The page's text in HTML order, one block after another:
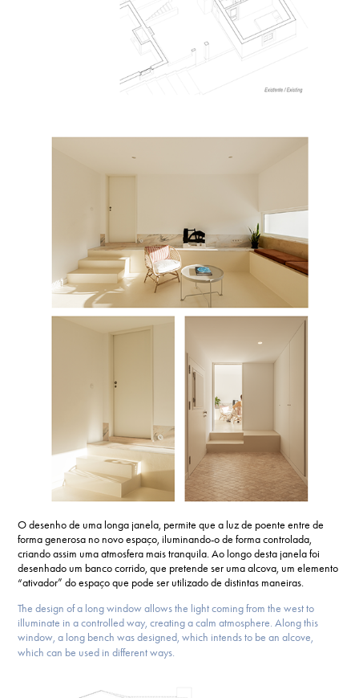
O desenho de uma longa janela, permite que a luz de poente entre de
forma generosa no novo espaço, iluminando-o de forma controlada,
criando assim uma atmosfera mais tranquila. Ao longo desta janela foi
desenhado um banco corrido, que pretende ser uma alcova, um elemento
“ativador” do espaço que pode ser utilizado de distintas maneiras.
The design of a long window allows the light coming from the west to
illuminate in a controlled way, creating a calm atmosphere. Along this
window, a long bench was designed, which intends to be an alcove,
which can be used in different ways.